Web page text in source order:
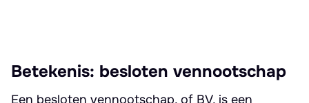
Betekenis: besloten vennootschap
Een besloten vennootschap, of BV, is een